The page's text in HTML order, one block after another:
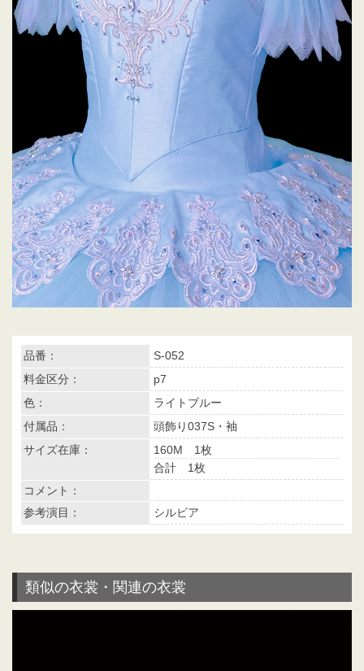
品番：
S-052
料金区分：
p7
色：
ライトブルー
付属品：
頭飾り037S・袖
サイズ在庫：
160M 1枚
合計 1枚
コメント：
参考演目：
シルビア
類似の衣裳・関連の衣裳